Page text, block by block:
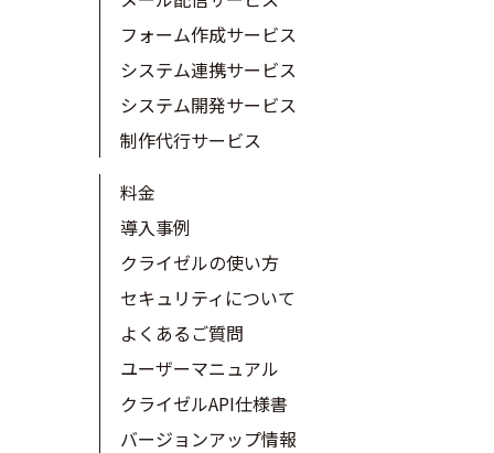
フォーム作成サービス
システム連携サービス
システム開発サービス
制作代行サービス
料金
導入事例
クライゼルの使い方
セキュリティについて
よくあるご質問
ユーザーマニュアル
クライゼルAPI仕様書
バージョンアップ情報